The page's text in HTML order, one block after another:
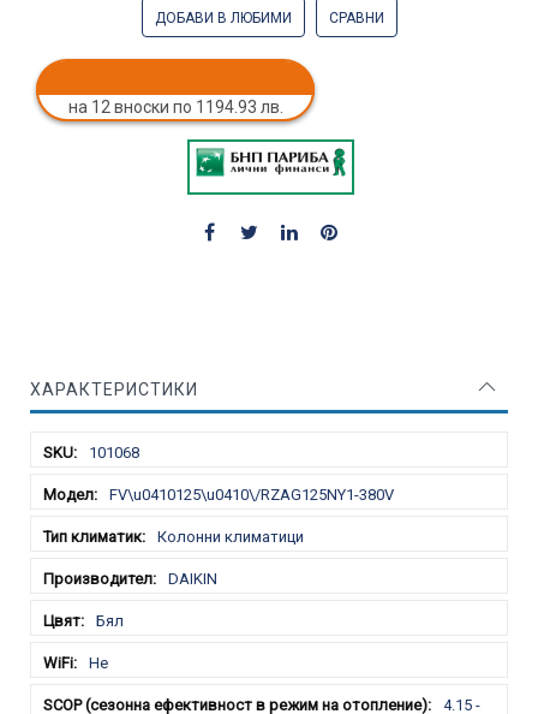
ДОБАВИ В ЛЮБИМИ СРАВНИ
на 12 вноски по 1194.93 лв.
ХАРАКТЕРИСТИКИ
101068
FV\u0410125\u0410\/RZAG125NY1-380V
Колонни климатици
DAIKIN
Бял
Не
4.15 -